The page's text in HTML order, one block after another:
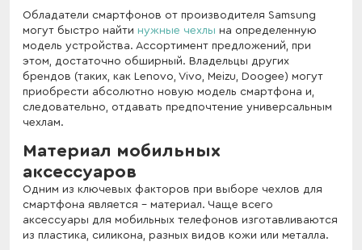
Обладатели смартфонов от производителя Samsung
могут быстро найти нужные чехлы на определенную
модель устройства. Ассортимент предложений, при
этом, достаточно обширный. Владельцы других
брендов (таких, как Lenovo, Vivo, Meizu, Doogee) могут
приобрести абсолютно новую модель смартфона и,
следовательно, отдавать предпочтение универсальным
чехлам.
Материал мобильных
аксессуаров
Одним из ключевых факторов при выборе чехлов для
смартфона является - материал. Чаще всего
аксессуары для мобильных телефонов изготавливаются
из пластика, силикона, разных видов кожи или металла.